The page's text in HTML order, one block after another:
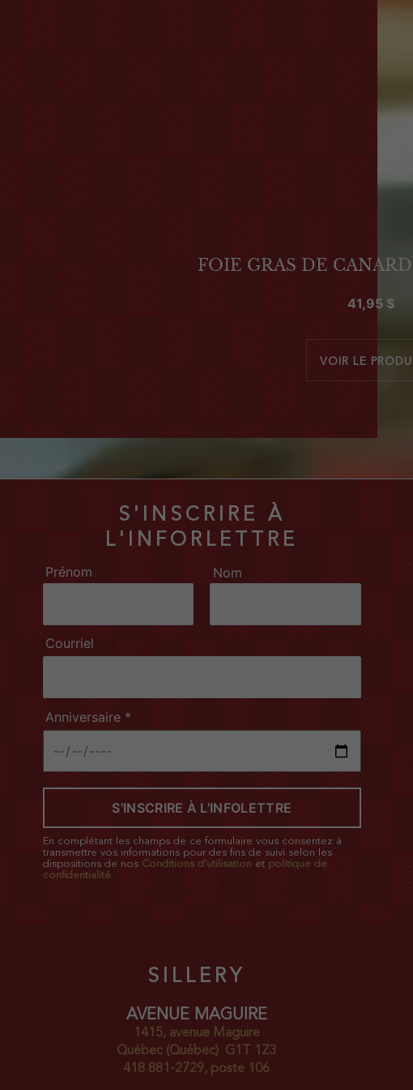
FOIE GRAS DE
41,95 $
VOIR LE
S'INSCRIRE À
L'INFORLETTRE
Prénom Nom
Courriel
Anniversaire *
En complétant les champs de ce formulaire vous consentez à
transmettre vos informations pour des fins de suivi selon les
dispositions de nosConditions d’utilisation et politique de
confidentialité.
SILLERY
AVENUE MAGUIRE
1415, avenue Maguire
Québec (Québec) G1T 1Z3
418 881-2729, poste 106